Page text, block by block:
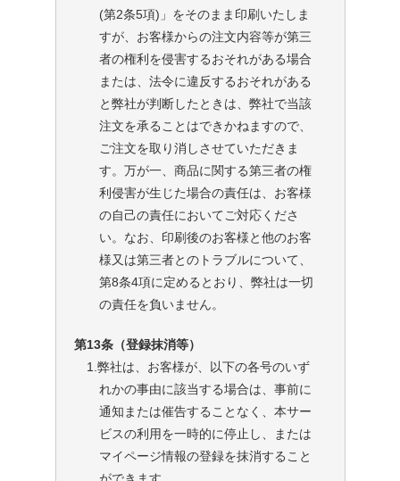
(第2条5項)」をそのまま印刷いたしま
すが、お客様からの注文内容等が第三
者の権利を侵害するおそれがある場合
または、法令に違反するおそれがある
と弊社が判断したときは、弊社で当該
注文を承ることはできかねますので、
ご注文を取り消しさせていただきま
す。万が一、商品に関する第三者の権
利侵害が生じた場合の責任は、お客様
の自己の責任においてご対応くださ
い。なお、印刷後のお客様と他のお客
様又は第三者とのトラブルについて、
第8条4項に定めるとおり、弊社は一切
の責任を負いません。
第13条（登録抹消等）
1.弊社は、お客様が、以下の各号のいず
れかの事由に該当する場合は、事前に
通知または催告することなく、本サー
ビスの利用を一時的に停止し、または
マイページ情報の登録を抹消すること